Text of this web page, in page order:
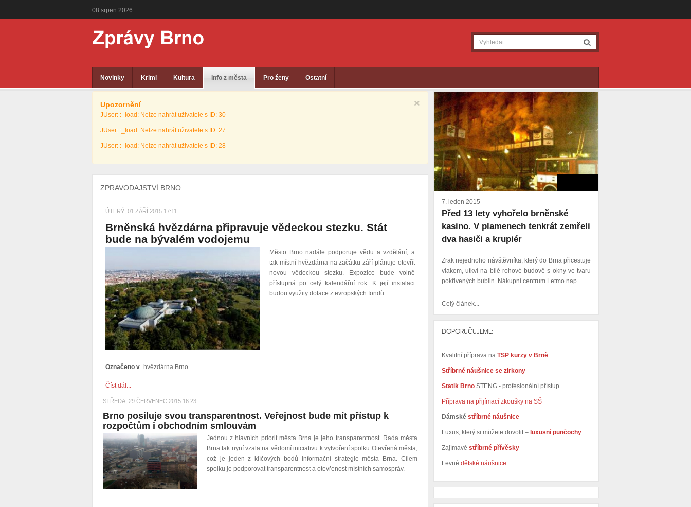
08 srpen 2026
Novinky Krimi Kultura Info z města Pro ženy Ostatní
×
Upozornění
JUser: :_load: Nelze nahrát uživatele s ID: 30
JUser: :_load: Nelze nahrát uživatele s ID: 27
JUser: :_load: Nelze nahrát uživatele s ID: 28
ZPRAVODAJSTVÍ BRNO
ÚTERÝ, 01 ZÁŘÍ 2015 17:11
Brněnská hvězdárna připravuje vědeckou stezku. Stát
bude na bývalém vodojemu
Město Brno nadále podporuje vědu a vzdělání, a
tak místní hvězdárna na začátku září plánuje otevřít
novou vědeckou stezku. Expozice bude volně
přístupná po celý kalendářní rok. K její instalaci
budou využity dotace z evropských fondů.
Označeno v hvězdárna Brno
Číst dál...
STŘEDA, 29 ČERVENEC 2015 16:23
Brno posiluje svou transparentnost. Veřejnost bude mít přístup k
rozpočtům i obchodním smlouvám
Jednou z hlavních priorit města Brna je jeho transparentnost. Rada města
Brna tak nyní vzala na vědomí iniciativu k vytvoření spolku Otevřená města,
což je jeden z klíčových bodů Informační strategie města Brna. Cílem
spolku je podporovat transparentnost a otevřenost místních samospráv.
7. leden 2015
Před 13 lety vyhořelo brněnské
kasino. V plamenech tenkrát zemřeli
dva hasiči a krupiér
Zrak nejednoho návštěvníka, který do Brna přicestuje
vlakem, utkví na bílé rohové budově s okny ve tvaru
pokřivených bublin. Nákupní centrum Letmo nap...
Celý článek...
DOPORUČUJEME:
Kvalitní příprava na TSP kurzy v Brně
Stříbrné náušnice se zirkony
Statik Brno STENG - profesionální přístup
Příprava na přijímací zkoušky na SŠ
Dámské stříbrné náušnice
Luxus, který si můžete dovolit – luxusní punčochy
Zajímavé stříbrné přívěsky
Levné dětské náušnice